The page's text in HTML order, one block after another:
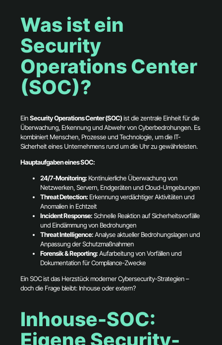
Was ist ein
Security
Operations Center
(SOC)?
EinSecurity Operations Center (SOC) ist die zentrale Einheit für die
Überwachung, Erkennung und Abwehr von Cyberbedrohungen. Es
kombiniert Menschen, Prozesse und Technologie, um die IT-
Sicherheit eines Unternehmens rund um die Uhr zu gewährleisten.
Hauptaufgaben eines SOC:
24/7-Monitoring: Kontinuierliche Überwachung von
Netzwerken, Servern, Endgeräten und Cloud-Umgebungen
Threat Detection: Erkennung verdächtiger Aktivitäten und
Anomalien in Echtzeit
Incident Response: Schnelle Reaktion auf Sicherheitsvorfälle
und Eindämmung von Bedrohungen
Threat Intelligence:Analyse aktueller Bedrohungslagen und
Anpassung der Schutzmaßnahmen
Forensik & Reporting:Aufarbeitung von Vorfällen und
Dokumentation für Compliance-Zwecke
Ein SOC ist das Herzstück moderner Cybersecurity-Strategien –
doch die Frage bleibt: Inhouse oder extern?
Inhouse-SOC:
Eigene Security-